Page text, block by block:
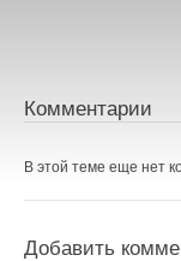
Комментарии
В этой теме еще нет
Добавить